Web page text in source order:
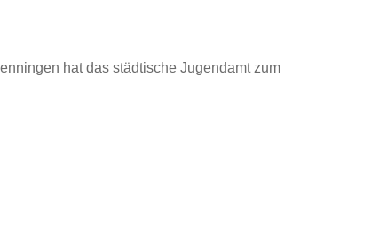
hat das städtische Jugendamt zum